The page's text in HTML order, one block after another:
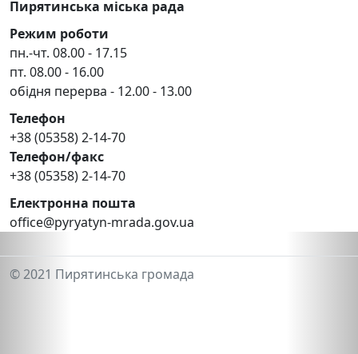
Пирятинська міська рада
Режим роботи
пн.-чт. 08.00 - 17.15
пт. 08.00 - 16.00
обідня перерва - 12.00 - 13.00
Телефон
+38 (05358) 2-14-70
Телефон/факс
+38 (05358) 2-14-70
Електронна пошта
office@pyryatyn-mrada.gov.ua
© 2021 Пирятинська громада